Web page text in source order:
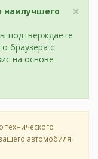
×
наилучшего
подтверждаете
браузера с
на основе
технического
автомобиля.